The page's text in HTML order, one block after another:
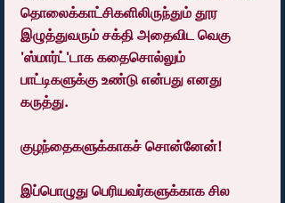
தொலைக்காட்சிகளிலிருந்தும் தூர
இழுத்துவரும் சக்தி அதைவிட வெகு
'ஸ்மார்ட்'டாக கதைசொல்லும்
பாட்டிகளுக்கு உண்டு என்பது எனது
கருத்து.
குழந்தைகளுக்காகச் சொன்னேன்!
இப்பொழுது பெரியவர்களுக்காக சில